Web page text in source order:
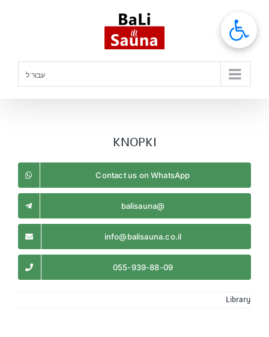
עבור ל
KNOPKI
Contact us on WhatsApp
@balisauna
info@balisauna.co.il
055-939-88-09
Library